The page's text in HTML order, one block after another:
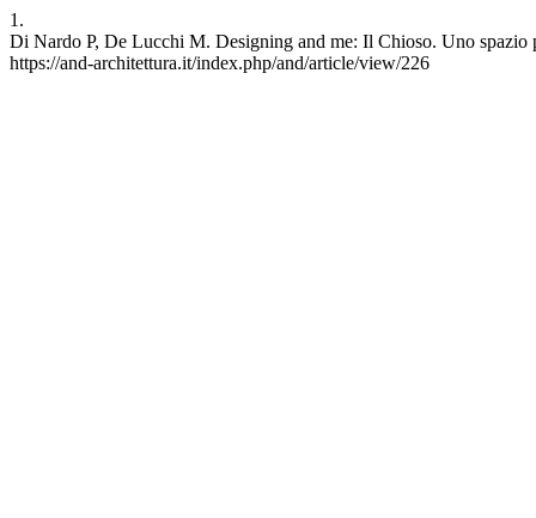
1.
Di Nardo P, De Lucchi M. Designing and me: Il Chioso. Uno
https://and-architettura.it/index.php/and/article/view/226